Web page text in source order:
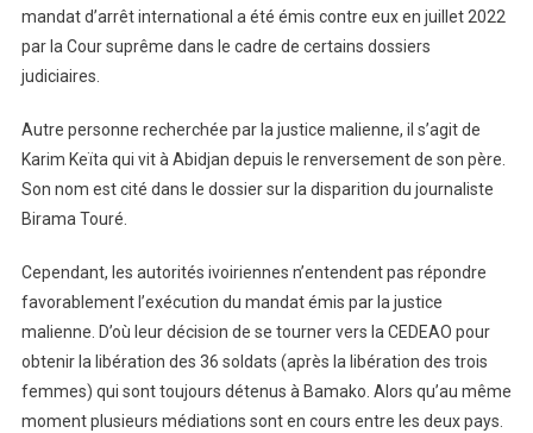
mandat d’arrêt international a été émis contre eux en juillet 2022
par la Cour suprême dans le cadre de certains dossiers
judiciaires.
Autre personne recherchée par la justice malienne, il s’agit de
Karim Keïta qui vit à Abidjan depuis le renversement de son père.
Son nom est cité dans le dossier sur la disparition du journaliste
Birama Touré.
Cependant, les autorités ivoiriennes n’entendent pas répondre
favorablement l’exécution du mandat émis par la justice
malienne. D’où leur décision de se tourner vers la CEDEAO pour
obtenir la libération des 36 soldats (après la libération des trois
femmes) qui sont toujours détenus à Bamako. Alors qu’au même
moment plusieurs médiations sont en cours entre les deux pays.